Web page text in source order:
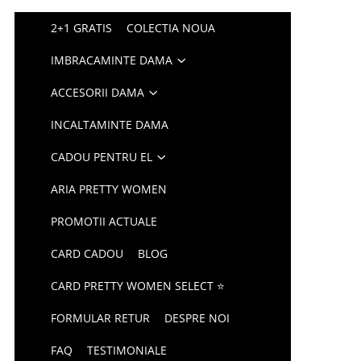
2+1 GRATIS COLECTIA NOUA
IMBRACAMINTE DAMA
ACCESORII DAMA
INCALTAMINTE DAMA
CADOU PENTRU EL
ARIA PRETTY WOMEN
PROMOTII ACTUALE
CARD CADOU BLOG
CARD PRETTY WOMEN SELECT ⭐
FORMULAR RETUR DESPRE NOI
FAQ TESTIMONIALE